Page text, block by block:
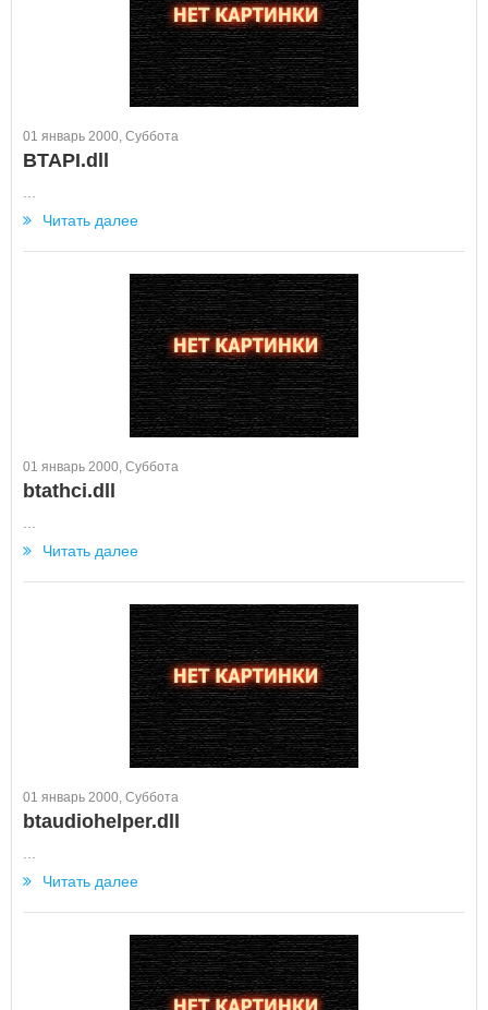
01 январь 2000, Суббота
BTAPI.dll
Читать далее
01 январь 2000, Суббота
btathci.dll
Читать далее
01 январь 2000, Суббота
btaudiohelper.dll
Читать далее